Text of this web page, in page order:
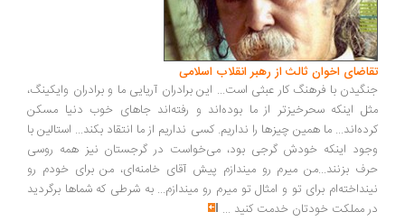
اخوان ثالث از رهبر انقلاب اسلامی
با فرهنگ کار عبثی است... این برادران آریایی ما و برادران وایکینگ،
اینکه سحرخیزتر از ما بوده‌اند و رفته‌اند جاهای خوب دنیا مسکن
ما همین چیزها را نداریم. کسی نداریم از ما انتقاد بکند... استالین با
اینکه خودش گرجی بود، می‌خواست در گرجستان نیز همه روسی
بزنند...من میرم رو میندازم پیش آقای خامنه‌ای، من برای خودم رو
برای تو و امثال تو میرم رو میندازم... به شرطی که شماها برگردید
مملکت خودتان خدمت کنید...